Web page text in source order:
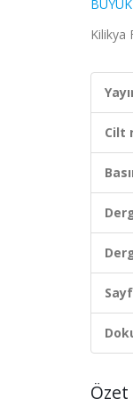
Kilikya
Cilt
Özet